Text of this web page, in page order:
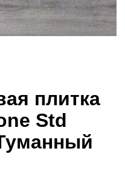
плитка
Std